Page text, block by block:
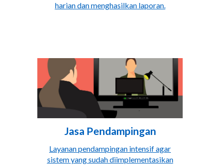
harian dan menghasilkan laporan.
Jasa Pendampingan
Layanan pendampingan intensif agar
sistem yang sudah diimplementasikan